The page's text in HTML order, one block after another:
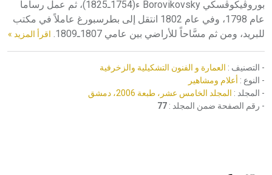
بوروڤيكوڤسكي Borovikovsky ء(1754ـ1825)، ثم عمل رساماً
عام 1798، وفي عام 1802 انتقل إلى بطرسبورغ عاملاً في مكتب
للبريد، ومن ثم مسَّاحاً للأراضي بين عامي 1807ـ1809.
اقرأ المزيد »
- التصنيف : العمارة و الفنون التشكيلية والزخرفية
- النوع : أعلام ومشاهير
- المجلد : المجلد الخامس عشر، طبعة 2006، دمشق
- رقم الصفحة ضمن المجلد : 77